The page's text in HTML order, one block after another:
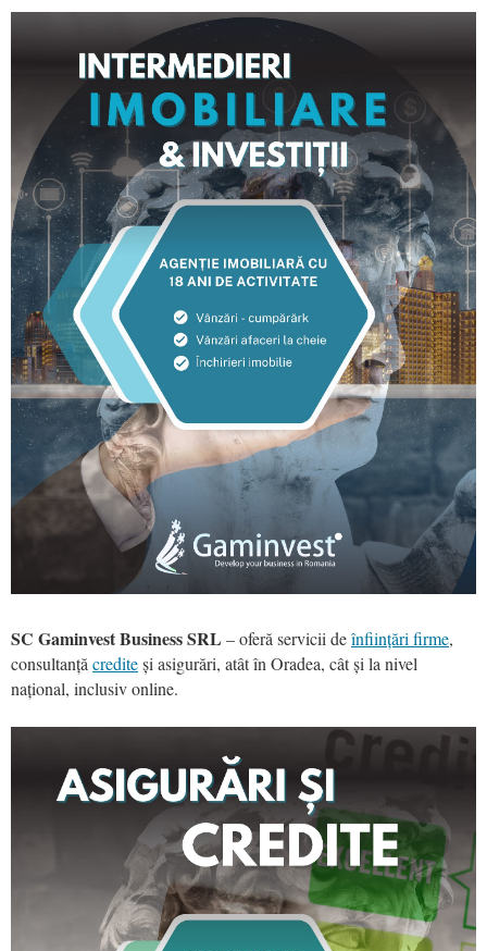
SC Gaminvest Business SRL – oferă servicii deînființări firme,
consultanță crediteși asigurări, atât în Oradea, cât și la nivel
național, inclusiv online.